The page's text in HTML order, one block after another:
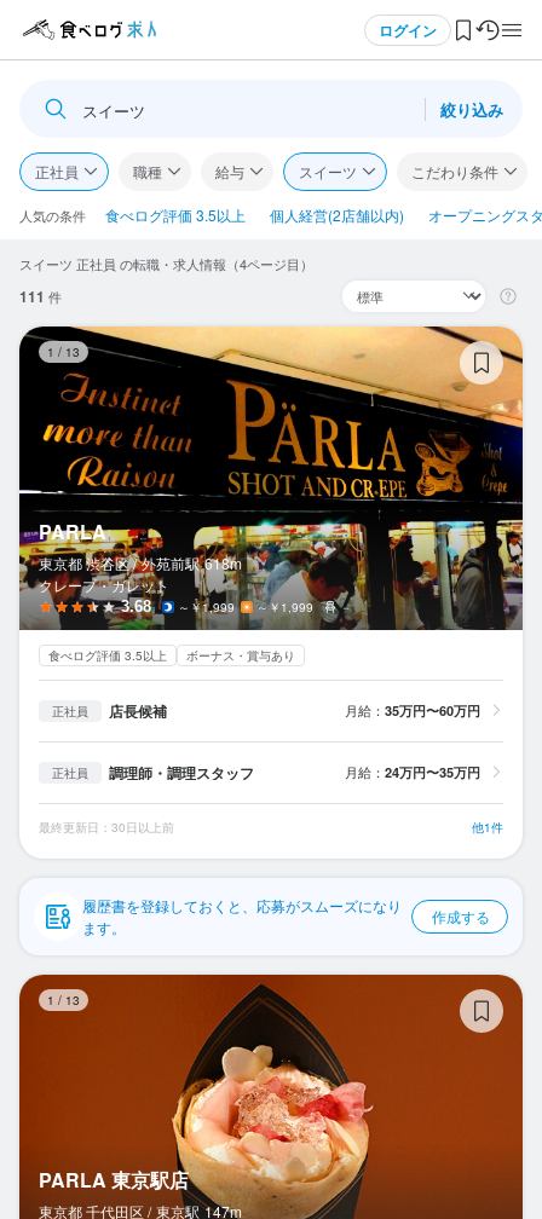
ログイン
食べログ求人TOP
求人検索
閲覧履歴
気になる求人
検索履歴・保存した条件
応募履歴
WEB履歴書
スカウト・メルマガ受信設定
ヘルプ・お問い合わせフォーム
掲載をご検討の店舗様へ
食べログ求人PRESS
プライバシーポリシー
利用規約
企業情報
スイーツ 絞り込み
正社員 職種 給与 スイーツ こだわり条件
人気の条件 食べログ評価 3.5以上 個人経営(2店舗以内) オープニングス
スイーツ 正社員 の転職・求人情報（4ページ目）
111 件
1 / 13
PARLA
東京都 渋谷区 / 外苑前駅 618m
クレープ・ガレット
3.68 ～￥1,999 ～￥1,999 －
食べログ評価 3.5以上 ボーナス・賞与あり
正社員 店長候補 月給： 35万円〜60万円
正社員 調理師・調理スタッフ 月給： 24万円〜35万円
最終更新日：30日以上前 他1件
履歴書を登録しておくと、応募がスムーズになり
ます。
作成する
1 / 13
PARLA 東京駅店
東京都 千代田区 / 東京駅 147m